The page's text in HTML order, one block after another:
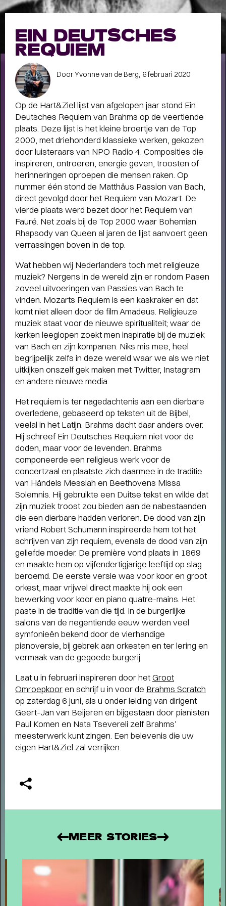
MEET THE BAND:
MUMFORD & SONS
ALLE STORIESVAN
SPOT GRONINGEN:
NIEUWS,INTERVIEWS,
COLUMNS,KORTEEN
LANGE VERHALEN
THEATERMAKER STEEF DE JONG
OVER TULIP TOWN- Operette, punk,
humor, liefde en kartonnen magie
Terugblik
WAT EEN JAAR MET FUSE!- Terugblik
op Fuse als Artist in Residence
EIN DEUTSCHES
REQUIEM
Door Yvonne van de Berg, 6 februari 2020
Op de Hart&Ziel lijst van afgelopen jaar stond Ein
Deutsches Requiem van Brahms op de veertiende
plaats. Deze lijst is het kleine broertje van de Top
2000, met driehonderd klassieke werken, gekozen
door luisteraars van NPO Radio 4. Composities die
inspireren, ontroeren, energie geven, troosten of
herinneringen oproepen die mensen raken. Op
nummer één stond de Matthäus Passion van Bach,
direct gevolgd door het Requiem van Mozart. De
vierde plaats werd bezet door het Requiem van
Fauré. Net zoals bij de Top 2000 waar Bohemian
Rhapsody van Queen al jaren de lijst aanvoert geen
verrassingen boven in de top.
Wat hebben wij Nederlanders toch met religieuze
muziek? Nergens in de wereld zijn er rondom Pasen
zoveel uitvoeringen van Passies van Bach te
vinden. Mozarts Requiem is een kaskraker en dat
komt niet alleen door de film Amadeus. Religieuze
muziek staat voor de nieuwe spiritualiteit; waar de
kerken leeglopen zoekt men inspiratie bij de muziek
van Bach en zijn kompanen. Niks mis mee, heel
begrijpelijk zelfs in deze wereld waar we als we niet
uitkijken onszelf gek maken met Twitter, Instagram
en andere nieuwe media.
Het requiem is ter nagedachtenis aan een dierbare
overledene, gebaseerd op teksten uit de Bijbel,
veelal in het Latijn. Brahms dacht daar anders over.
Hij schreef Ein Deutsches Requiem niet voor de
doden, maar voor de levenden. Brahms
componeerde een religieus werk voor de
concertzaal en plaatste zich daarmee in de traditie
van Händels Messiah en Beethovens Missa
Solemnis. Hij gebruikte een Duitse tekst en wilde dat
zijn muziek troost zou bieden aan de nabestaanden
die een dierbare hadden verloren. De dood van zijn
vriend Robert Schumann inspireerde hem tot het
schrijven van zijn requiem, evenals de dood van zijn
geliefde moeder. De première vond plaats in 1869
en maakte hem op vijfendertigjarige leeftijd op slag
beroemd. De eerste versie was voor koor en groot
orkest, maar vrijwel direct maakte hij ook een
bewerking voor koor en piano quatre-mains. Het
paste in de traditie van die tijd. In de burgerlijke
salons van de negentiende eeuw werden veel
symfonieën bekend door de vierhandige
pianoversie, bij gebrek aan orkesten en ter lering en
vermaak van de gegoede burgerij.
Laat u in februari inspireren door hetGroot
Omroepkooren schrijf u in voor de Brahms Scratch
op zaterdag 6 juni, als u onder leiding van dirigent
Geert-Jan van Beijeren en bijgestaan door pianisten
Paul Komen en Nata Tsevereli zelf Brahms’
meesterwerk kunt zingen. Een belevenis die uw
eigen Hart&Ziel zal verrijken.
MEER STORIES